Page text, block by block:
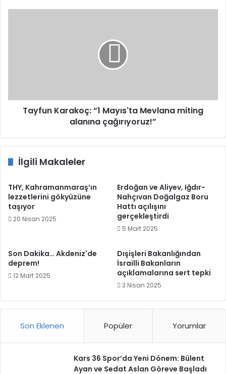
Tayfun Karakoç: “1 Mayıs'ta Mevlana miting
alanına çağırıyoruz!”
İlgili Makaleler
THY, Kahramanmaraş’ın
lezzetlerini gökyüzüne
taşıyor
20 Nisan 2025
Erdoğan ve Aliyev, Iğdır-
Nahçıvan Doğalgaz Boru
Hattı açılışını
gerçekleştirdi
5 Mart 2025
Son Dakika… Akdeniz'de
deprem!
12 Mart 2025
Dışişleri Bakanlığından
İsrailli Bakanların
açıklamalarına sert tepki
3 Nisan 2025
Son Eklenen Popüler Yorumlar
Kars 36 Spor’da Yeni Dönem: Bülent
Ayan ve Sedat Aslan Göreve Başladı